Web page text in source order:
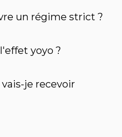
un régime strict ?
yoyo ?
je recevoir